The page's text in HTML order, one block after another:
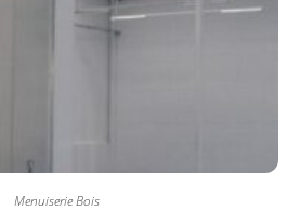
Menuiserie Bois